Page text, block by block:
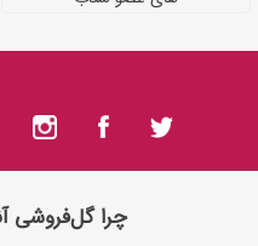
چرا گل‌فروشی